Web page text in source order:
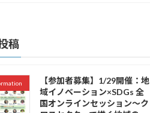
稿
【参加者募集】1/29開催：地
域イノベーション×SDGs 全
国オンラインセッション〜ク